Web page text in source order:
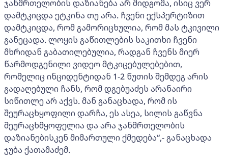
ჯანმრთელობის დაზიანება არ მიდგომა, ისიც ვერ
დამტკიცდა ეტკინა თუ არა. ჩვენი ექსპერტიზით
დამტკიცდა, რომ გამორიცხულია, რომ მას ტკივილი
განეცადა. ლოყის გაწითლების საკითხი ჩვენი
მხრიდან გაბათილებულია, რადგან ჩვენს მიერ
წარმოდგენილი ვიდეო მტკიცებულებებით,
რომელიც ინციდენტიდან 1-2 წუთის შემდეგ არის
გადაღებული ჩანს, რომ დგებუაძეს არანაირი
სიწითლე არ აქვს. მან განაცხადა, რომ ის
შეურაცხყოფილი დარჩა, ეს ასეა, სილის გაწვნა
შეურაცხმყოფელია და არა ჯანმრთელობის
დაზიანებისკენ მიმართული ქმედება“,- განაცხადა
ჯუბა ქათამაძემ.